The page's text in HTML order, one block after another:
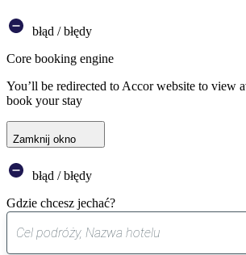
błąd / błędy
Core booking engine
You’ll be redirected to Accor website to view
book your stay
Zamknij okno
błąd / błędy
Gdzie chcesz jechać?
sugestia